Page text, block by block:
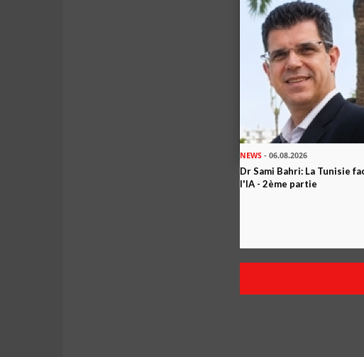
NEWS - 06.08.2026
Dr Sami Bahri: La Tunisie
l'IA - 2ème partie